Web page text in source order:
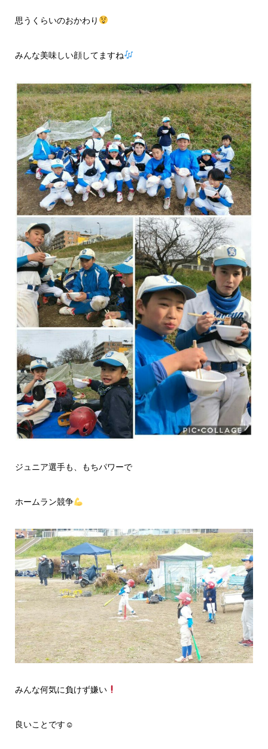
思うくらいのおかわり
みんな美味しい顔してますね
ジュニア選手も、もちパワーで
ホームラン競争
みんな何気に負けず嫌い
良いことです☺